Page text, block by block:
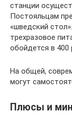
станции
Постояльцам
«шведский
трехразовое
обойдется в 400
На общей,
могут
Плюсы и